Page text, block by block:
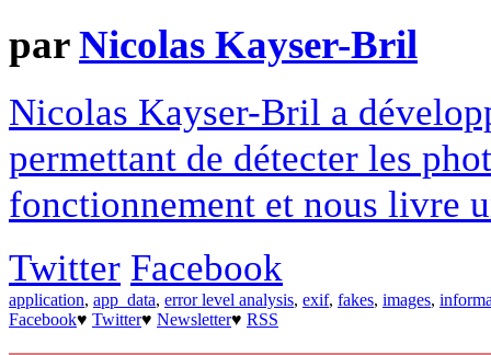
parNicolas Kayser-Bril
Nicolas Kayser-Bril a
permettant de détecter les
fonctionnement et nous livre
Twitter Facebook
application, app_data, error level analysis, exif, fakes, images,
Facebook♥ Twitter♥ Newsletter♥ RSS